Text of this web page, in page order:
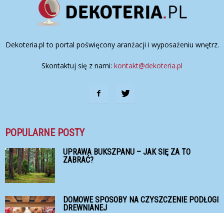
Dekoteria.pl to portal poświęcony aranżacji i wyposażeniu wnętrz.
Skontaktuj się z nami: kontakt@dekoteria.pl
POPULARNE POSTY
UPRAWA BUKSZPANU – JAK SIĘ ZA TO
ZABRAĆ?
DOMOWE SPOSOBY NA CZYSZCZENIE PODŁOGI
DREWNIANEJ